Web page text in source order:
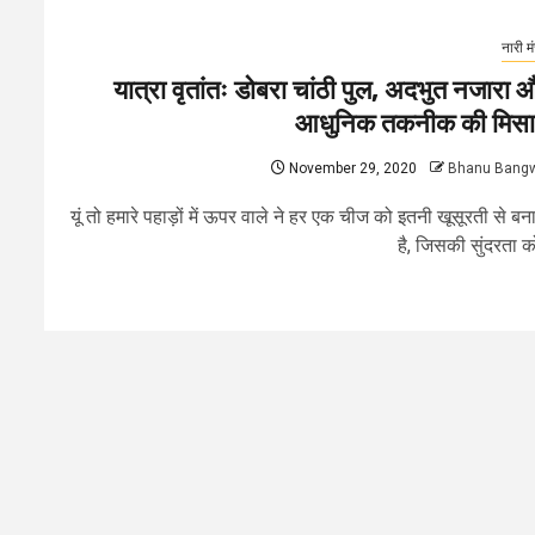
नारी
यात्रा वृतांतः डोबरा चांठी पुल, अदभुत नजारा
आधुनिक तकनीक की
November 29, 2020 Bhanu
यूं तो हमारे पहाड़ों में ऊपर वाले ने हर एक चीज को इतनी खूसूरती से
है, जिसकी सुंदरता